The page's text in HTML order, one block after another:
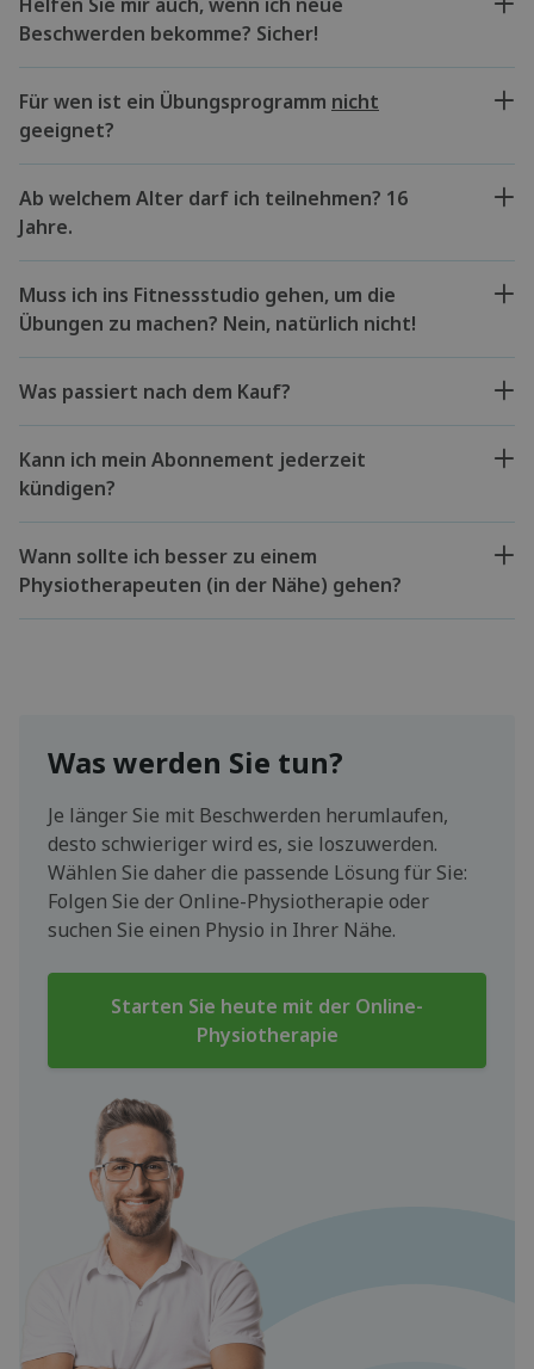
Beschwerden bekomme? Sicher!
Für wen ist ein Übungsprogramm nicht
geeignet?
Ab welchem Alter darf ich teilnehmen? 16
Jahre.
Muss ich ins Fitnessstudio gehen, um die
Übungen zu machen? Nein, natürlich nicht!
Was passiert nach dem Kauf?
Kann ich mein Abonnement jederzeit
kündigen?
Wann sollte ich besser zu einem
Physiotherapeuten (in der Nähe) gehen?
Was werden Sie tun?
Je länger Sie mit Beschwerden herumlaufen,
desto schwieriger wird es, sie loszuwerden.
Wählen Sie daher die passende Lösung für Sie:
Folgen Sie der Online-Physiotherapie oder
suchen Sie einen Physio in Ihrer Nähe.
Starten Sie heute mit der Online-
Physiotherapie